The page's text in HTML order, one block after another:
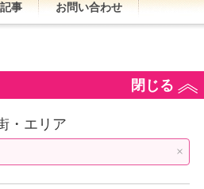
事 お問い合わせ
閉じる
・エリア
×